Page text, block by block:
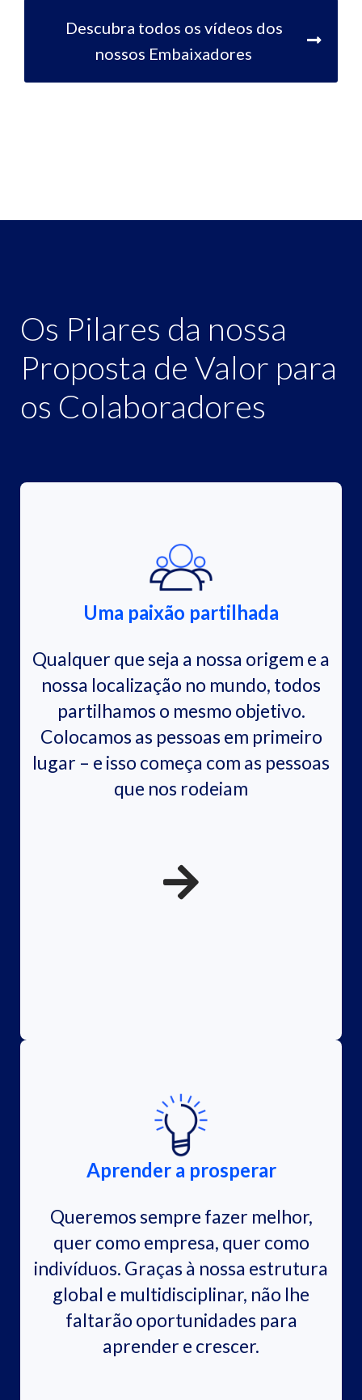
Descubra todos os vídeos dos
nossos Embaixadores
Os Pilares da nossa
Proposta de Valor para
os Colaboradores
Uma paixão partilhada
Qualquer que seja a nossa origem e a
nossa localização no mundo, todos
partilhamos o mesmo objetivo.
Colocamos as pessoas em primeiro
lugar – e isso começa com as pessoas
que nos rodeiam
Aprender a prosperar
Queremos sempre fazer melhor,
quer como empresa, quer como
indivíduos. Graças à nossa estrutura
global e multidisciplinar, não lhe
faltarão oportunidades para
aprender e crescer.